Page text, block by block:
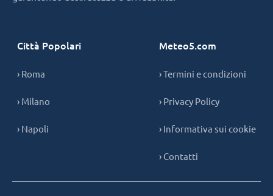
Città Popolari
› Roma
› Milano
› Napoli
Meteo5.com
› Termini e condizioni
› Privacy Policy
› Informativa sui cookie
› Contatti